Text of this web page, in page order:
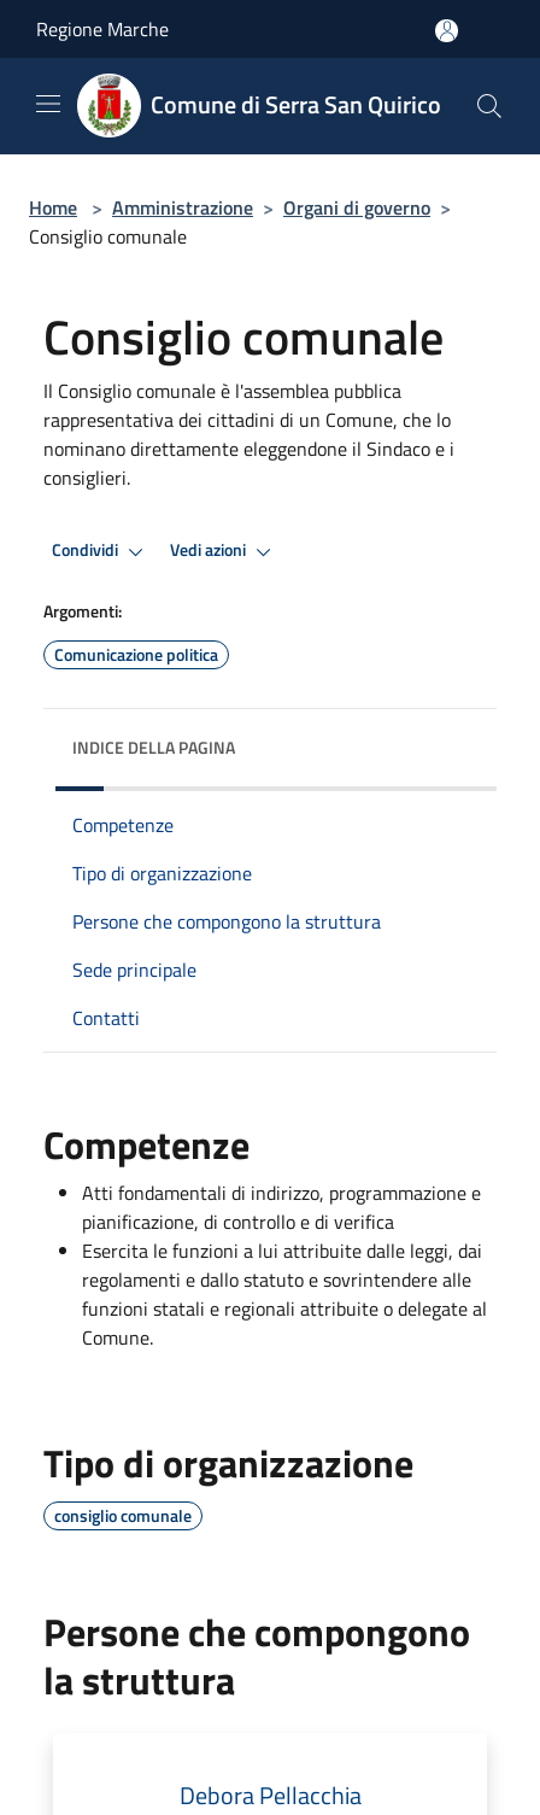
Regione Marche
Comune di Serra San Quirico
Home > Amministrazione > Organi di governo >
Consiglio comunale
Consiglio comunale
Il Consiglio comunale è l'assemblea pubblica
rappresentativa dei cittadini di un Comune, che lo
nominano direttamente eleggendone il Sindaco e i
consiglieri.
Condividi Vedi azioni
Argomenti:
Comunicazione politica
INDICE DELLA PAGINA
Competenze
Tipo di organizzazione
Persone che compongono la struttura
Sede principale
Contatti
Competenze
Atti fondamentali di indirizzo, programmazione e
pianificazione, di controllo e di verifica
Esercita le funzioni a lui attribuite dalle leggi, dai
regolamenti e dallo statuto e sovrintendere alle
funzioni statali e regionali attribuite o delegate al
Comune.
Tipo di organizzazione
consiglio comunale
Persone che compongono
la struttura
Debora Pellacchia